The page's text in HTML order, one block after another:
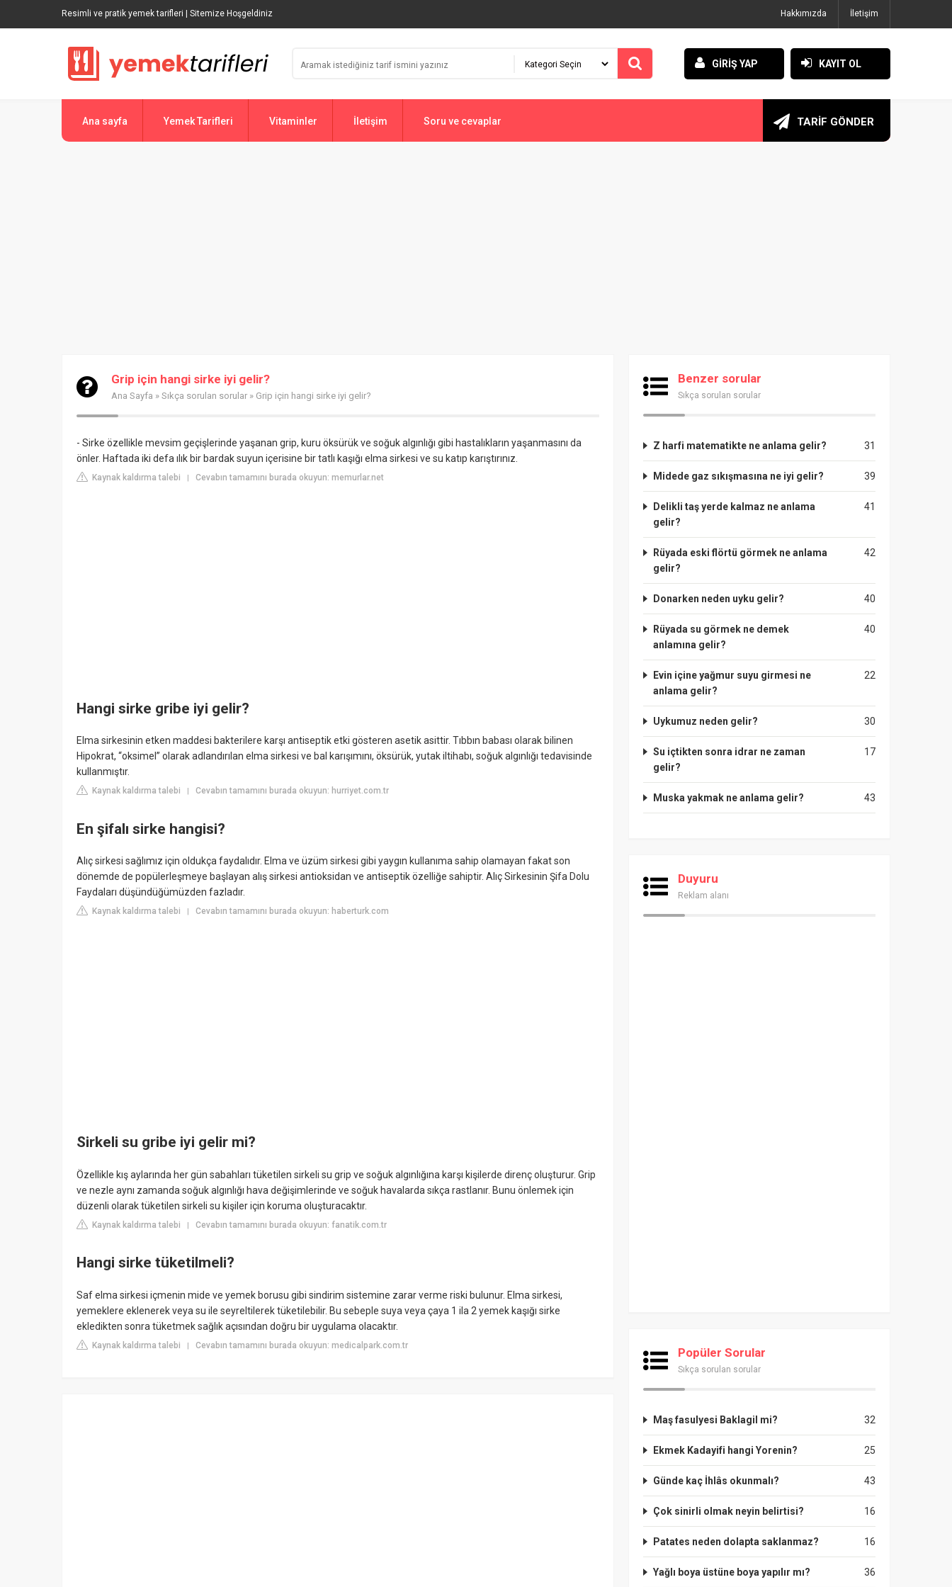
Resimli ve pratik yemek tarifleri | Sitemize Hoşgeldiniz Hakkımızda İletişim
GİRİŞ YAP KAYIT OL
Ana sayfa Yemek Tarifleri Vitaminler İletişim Soru ve cevaplar TARİF GÖNDER
Grip için hangi sirke iyi gelir?
Ana Sayfa » Sıkça sorulan sorular » Grip için hangi sirke iyi gelir?
- Sirke özellikle mevsim geçişlerinde yaşanan grip, kuru öksürük ve soğuk algınlığı gibi hastalıkların yaşanmasını da
önler. Haftada iki defa ılık bir bardak suyun içerisine bir tatlı kaşığı elma sirkesi ve su katıp karıştırınız.
Kaynak kaldırma talebi | Cevabın tamamını burada okuyun: memurlar.net
Hangi sirke gribe iyi gelir?
Elma sirkesinin etken maddesi bakterilere karşı antiseptik etki gösteren asetik asittir. Tıbbın babası olarak bilinen
Hipokrat, “oksimel” olarak adlandırılan elma sirkesi ve bal karışımını, öksürük, yutak iltihabı, soğuk algınlığı tedavisinde
kullanmıştır.
Kaynak kaldırma talebi Cevabın tamamını burada okuyun: hurriyet.com.tr
En şifalı sirke hangisi?
Alıç sirkesi sağlımız için oldukça faydalıdır. Elma ve üzüm sirkesi gibi yaygın kullanıma sahip olamayan fakat son
dönemde de popülerleşmeye başlayan alış sirkesi antioksidan ve antiseptik özelliğe sahiptir. Alıç Sirkesinin Şifa Dolu
Faydaları düşündüğümüzden fazladır.
Kaynak kaldırma talebi Cevabın tamamını burada okuyun: haberturk.com
Sirkeli su gribe iyi gelir mi?
Özellikle kış aylarında her gün sabahları tüketilen sirkeli su grip ve soğuk algınlığına karşı kişilerde direnç oluşturur. Grip
ve nezle aynı zamanda soğuk algınlığı hava değişimlerinde ve soğuk havalarda sıkça rastlanır. Bunu önlemek için
düzenli olarak tüketilen sirkeli su kişiler için koruma oluşturacaktır.
Kaynak kaldırma talebi | Cevabın tamamını burada okuyun: fanatik.com.tr
Hangi sirke tüketilmeli?
Saf elma sirkesi içmenin mide ve yemek borusu gibi sindirim sistemine zarar verme riski bulunur. Elma sirkesi,
yemeklere eklenerek veya su ile seyreltilerek tüketilebilir. Bu sebeple suya veya çaya 1 ila 2 yemek kaşığı sirke
ekledikten sonra tüketmek sağlık açısından doğru bir uygulama olacaktır.
Kaynak kaldırma talebi | Cevabın tamamını burada okuyun: medicalpark.com.tr
Benzer sorular
Sıkça sorulan sorular
31
Z harfi matematikte ne anlama gelir?
39
Midede gaz sıkışmasına ne iyi gelir?
41
Delikli taş yerde kalmaz ne anlama
gelir?
42
Rüyada eski flörtü görmek ne anlama
gelir?
40
Donarken neden uyku gelir?
40
Rüyada su görmek ne demek
anlamına gelir?
22
Evin içine yağmur suyu girmesi ne
anlama gelir?
30
Uykumuz neden gelir?
17
Su içtikten sonra idrar ne zaman
gelir?
43
Muska yakmak ne anlama gelir?
Duyuru
Reklam alanı
Popüler Sorular
Sıkça sorulan sorular
32
Maş fasulyesi Baklagil mi?
25
Ekmek Kadayifi hangi Yorenin?
43
Günde kaç İhlâs okunmalı?
16
Çok sinirli olmak neyin belirtisi?
16
Patates neden dolapta saklanmaz?
36
Yağlı boya üstüne boya yapılır mı?